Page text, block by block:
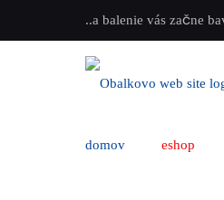
..a balenie vás začne
domov eshop